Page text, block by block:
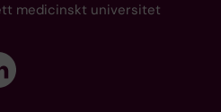
medicinskt universitet